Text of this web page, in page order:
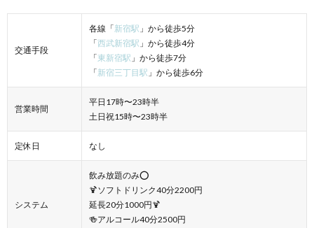
交通手段
各線「新宿駅 」から徒歩5分
「西武新宿駅 」から徒歩4分
「東新宿駅 」から徒歩7分
「新宿三丁目駅 」から徒歩6分
営業時間
平日17時〜23時半
土日祝15時〜23時半
定休日 なし
システム
飲み放題のみ⭕️
🍹ソフトドリンク40分2200円
延長20分1000円🍹
🍻アルコール40分2500円